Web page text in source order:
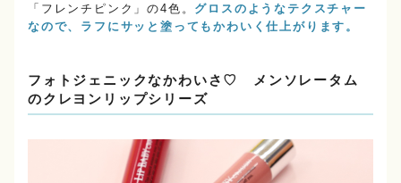
「フレンチピンク」の4色。 グロスのようなテクスチャー
なので、ラフにサッと塗ってもかわいく仕上がります。
フォトジェニックなかわいさ♡ メンソレータム
のクレヨンリップシリーズ